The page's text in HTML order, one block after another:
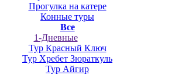
Прогулка на катере
Конные туры
Все
1-Дневные
Тур Красный Ключ
Тур Хребет Зюраткуль
Тур Айгир